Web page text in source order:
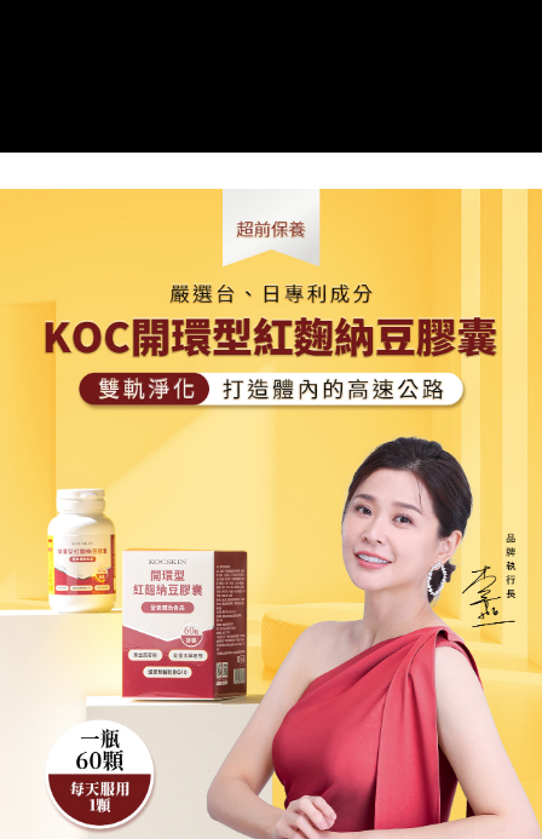
離島宅配
每筆NT$220，滿NT$2,000(含以上)免運費
每筆NT$110，滿NT$1,000(含以上)免運費
國家/地區配送 查看運費